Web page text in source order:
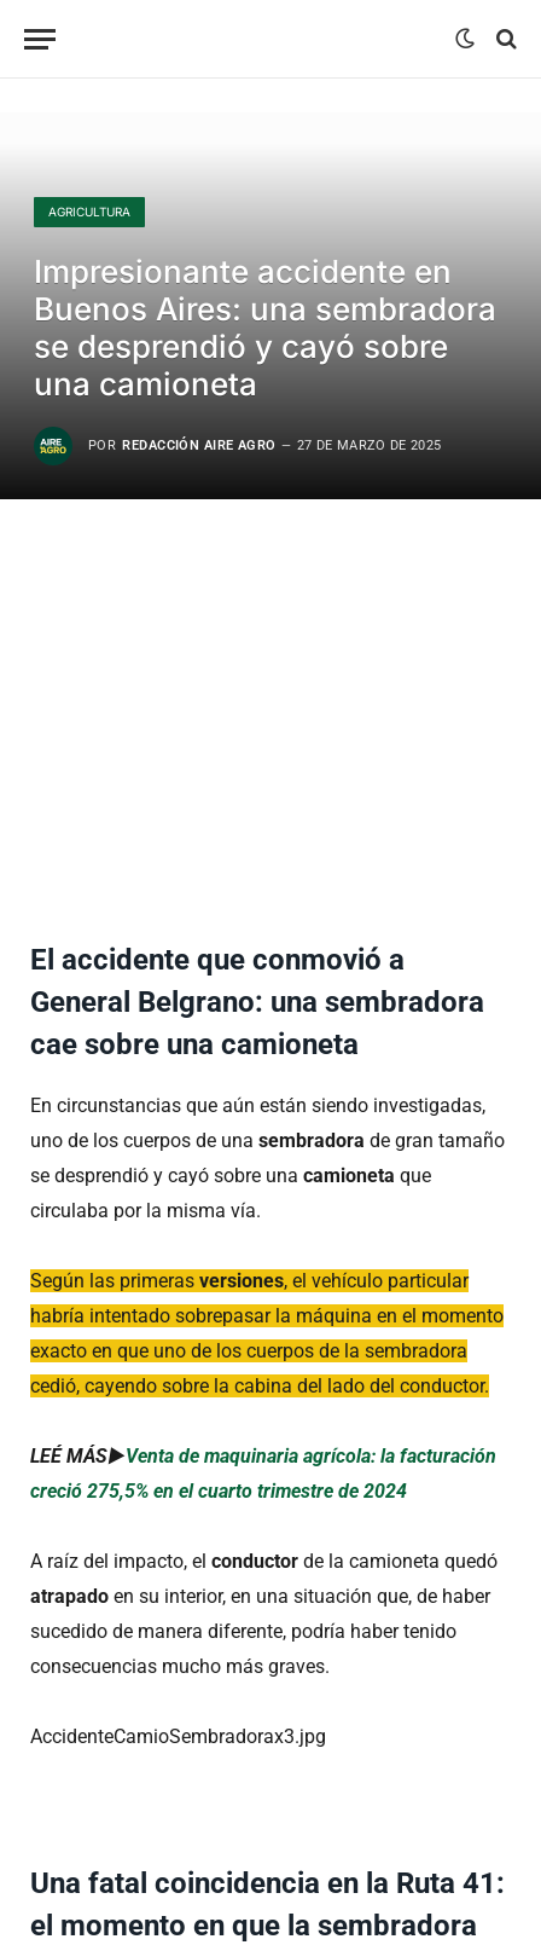
AGRICULTURA
Impresionante accidente en
Buenos Aires: una sembradora
se desprendió y cayó sobre
una camioneta
POR REDACCIÓN AIRE AGRO 27 DE MARZO DE 2025
El accidente que conmovió a
General Belgrano: una sembradora
cae sobre una camioneta
En circunstancias que aún están siendo investigadas,
uno de los cuerpos de una sembradora de gran tamaño
se desprendió y cayó sobre una camioneta que
circulaba por la misma vía.
Según las primeras versiones, el vehículo particular
habría intentado sobrepasar la máquina en el momento
exacto en que uno de los cuerpos de la sembradora
cedió, cayendo sobre la cabina del lado del conductor.
LEÉ MÁS►Venta de maquinaria agrícola: la facturación
creció 275,5% en el cuarto trimestre de 2024
A raíz del impacto, el conductor de la camioneta quedó
atrapado en su interior, en una situación que, de haber
sucedido de manera diferente, podría haber tenido
consecuencias mucho más graves.
AccidenteCamioSembradorax3.jpg
Una fatal coincidencia en la Ruta 41:
el momento en que la sembradora